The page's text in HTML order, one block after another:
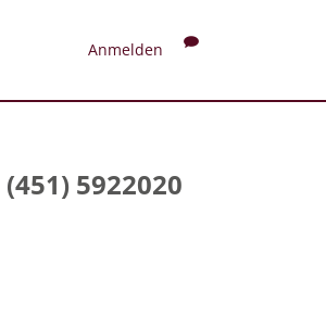
Anmelden
5922020